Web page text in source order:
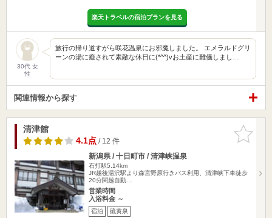
楽天トラベルの宿泊プランを見る
30代 女
性
旅行の帰り道すがら咲花温泉にお邪魔しました。 エメラルドグリ
ーンの湯に癒されて素敵な休日に(*^^)vお土産に難儀しまし…
関連情報から探す
お気に入
りに追加
清津館
4.1点/ 12 件
新潟県 / 十日町市 / 清津峡温泉
石打駅5.14km
JR越後湯沢駅より森宮野原行きバス利用、清津峡下車徒歩
20分関越自動…
営業時間
入浴料金 ～
宿泊 硫黄泉